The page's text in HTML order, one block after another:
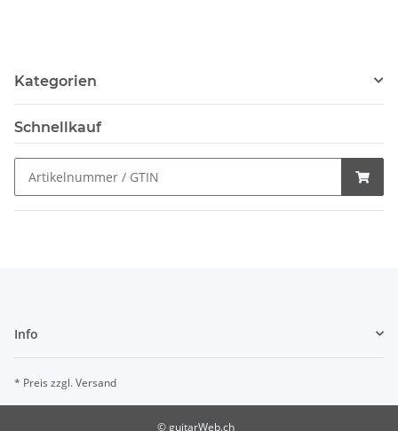
Kategorien
Schnellkauf
Info
* Preis zzgl. Versand
© guitarWeb.ch